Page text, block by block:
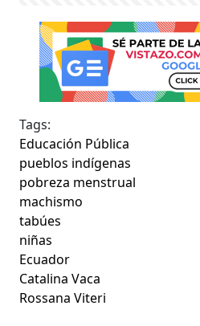
Tags:
Educación Pública
pueblos indígenas
pobreza menstrual
machismo
tabúes
niñas
Ecuador
Catalina Vaca
Rossana Viteri